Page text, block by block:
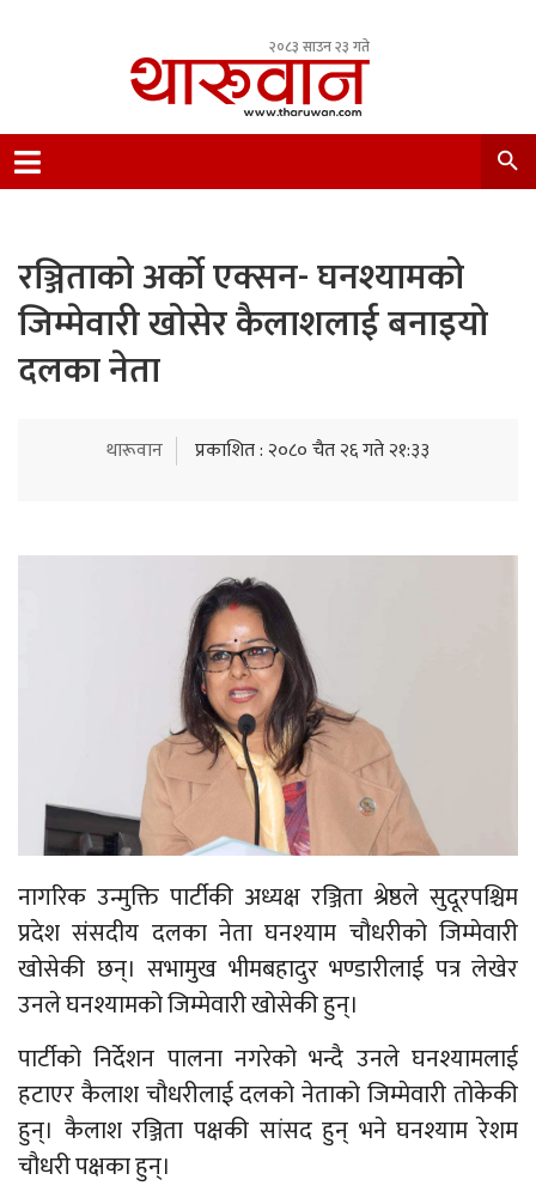
२०८३ साउन २३ गते
Nepal.
रञ्जिताको अर्को एक्सन- घनश्यामको
जिम्मेवारी खोसेर कैलाशलाई बनाइयो
दलका नेता
थारूवान प्रकाशित : २०८० चैत २६ गते २१:३३
नागरिक उन्मुक्ति पार्टीकी अध्यक्ष रञ्जिता श्रेष्ठले सुदूरपश्चिम
प्रदेश संसदीय दलका नेता घनश्याम चौधरीको जिम्मेवारी
खोसेकी छन्। सभामुख भीमबहादुर भण्डारीलाई पत्र लेखेर
उनले घनश्यामको जिम्मेवारी खोसेकी हुन्।
पार्टीको निर्देशन पालना नगरेको भन्दै उनले घनश्यामलाई
हटाएर कैलाश चौधरीलाई दलको नेताको जिम्मेवारी तोकेकी
हुन्। कैलाश रञ्जिता पक्षकी सांसद हुन् भने घनश्याम रेशम
चौधरी पक्षका हुन्।